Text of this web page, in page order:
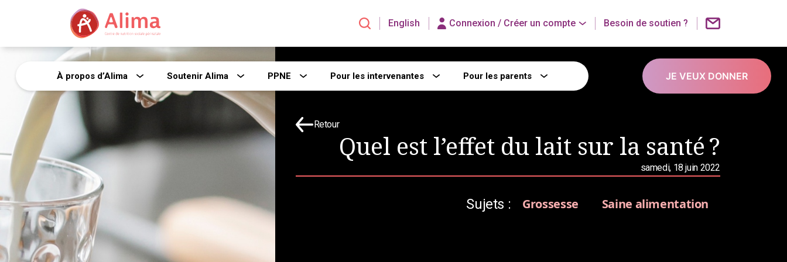
English Connexion / Créer un compte Besoin de soutien ?
À propos d’Alima Soutenir Alima PPNE Pour les intervenantes Pour les parents JE VEUX DONNER
Retour
Quel est l’effet du lait sur la santé ?
samedi, 18 juin 2022
Sujets : Grossesse Saine alimentation